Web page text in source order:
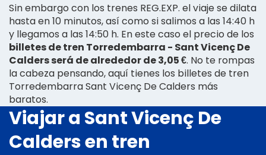
Sin embargo con los trenes REG.EXP. el viaje se dilata
hasta en 10 minutos, así como si salimos a las 14:40 h
y llegamos a las 14:50 h. En este caso el precio de los
billetes de tren Torredembarra - Sant Vicenç De
Calders será de alrededor de 3,05 €. No te rompas
la cabeza pensando, aquí tienes los billetes de tren
Torredembarra Sant Vicenç De Calders más
baratos.
Viajar a Sant Vicenç De
Calders en tren